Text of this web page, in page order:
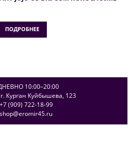
ПОДРОБНЕЕ
10:00–20:00
Курган Куйбышева, 123
+7 (909) 722-18-99
shop@eromir45.ru